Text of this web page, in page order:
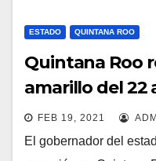
ESTADO QUINTANA ROO
Quintana Roo
amarillo del 22
FEB 19, 2021
El gobernador del